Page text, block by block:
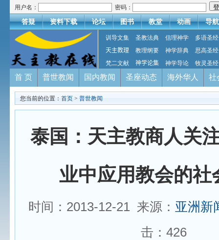
用户名： 密码：
答疑 资料下载 论坛 图书 教堂 动画 导航
训导文集 圣教法典 信理神学
多语圣经
天主教理
教理纲要 神学辞典
思高圣经
梵二文献
神学论集 神学导论 牧灵圣经
首 页 普世教闻 国内教闻 圣座动态 海外华人 社
您当前的位置： 首页 > 普世教闻
泰国：天主教商人关
业中应用教会的社
时间：2013-12-21 来源： 亚洲新
击： 426